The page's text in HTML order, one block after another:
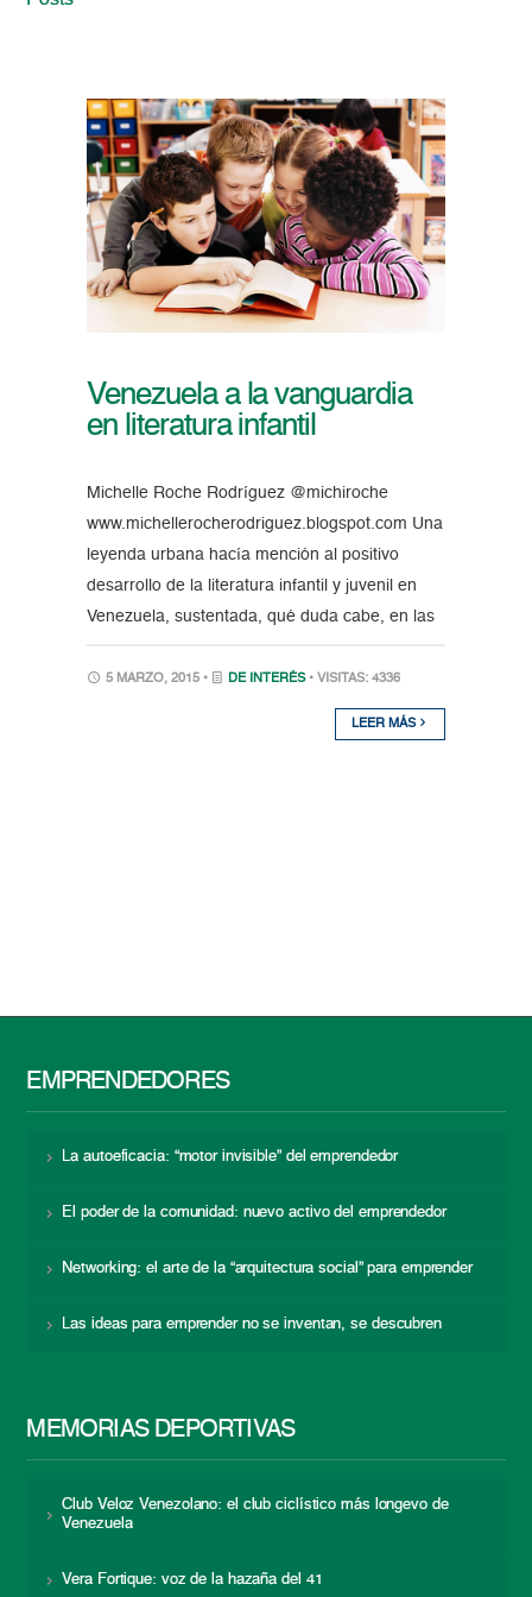
Venezuela a la vanguardia
en literatura infantil
Michelle Roche Rodríguez @michiroche
www.michellerocherodriguez.blogspot.com Una
leyenda urbana hacía mención al positivo
desarrollo de la literatura infantil y juvenil en
Venezuela, sustentada, qué duda cabe, en las
5 MARZO, 2015 • DE INTERÉS • VISITAS: 4336
LEER MÁS
EMPRENDEDORES
La autoeficacia: “motor invisible” del emprendedor
El poder de la comunidad: nuevo activo del emprendedor
Networking: el arte de la “arquitectura social” para emprender
Las ideas para emprender no se inventan, se descubren
MEMORIAS DEPORTIVAS
Club Veloz Venezolano: el club ciclístico más longevo de
Venezuela
Vera Fortique: voz de la hazaña del 41